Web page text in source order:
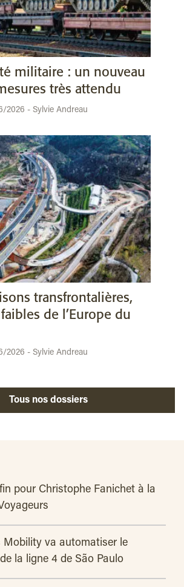
militaire : un nouveau
très attendu
2026 - Sylvie Andreau
transfrontalières,
de l’Europe du
2026 - Sylvie Andreau
Tous nos dossiers
pour Christophe Fanichet à la
Mobility va automatiser le
la ligne 4 de São Paulo